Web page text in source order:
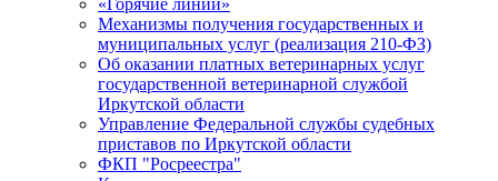
«Горячие линии»
Механизмы получения государственных и
муниципальных услуг (реализация 210-ФЗ)
Об оказании платных ветеринарных услуг
государственной ветеринарной службой
Иркутской области
Управление Федеральной службы судебных
приставов по Иркутской области
ФКП "Росреестра"